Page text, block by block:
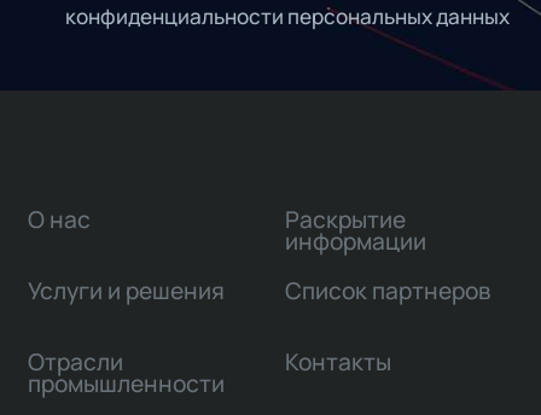
конфиденциальности персональных данных
О нас
Услуги и решения
Отрасли
промышленности
Раскрытие
информации
Список партнеров
Контакты